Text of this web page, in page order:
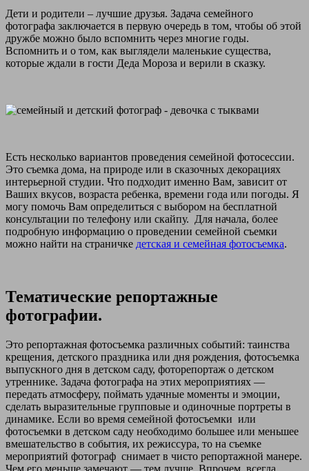
Дети и родители – лучшие друзья. Задача семейного
фотографа заключается в первую очередь в том, чтобы об этой
дружбе можно было вспомнить через многие годы.
Вспомнить и о том, как выглядели маленькие существа,
которые ждали в гости Деда Мороза и верили в сказку.
Есть несколько вариантов проведения семейной фотосессии.
Это съемка дома, на природе или в сказочных декорациях
интерьерной студии. Что подходит именно Вам, зависит от
Ваших вкусов, возраста ребенка, времени года или погоды. Я
могу помочь Вам определиться с выбором на бесплатной
консультации по телефону или скайпу. Для начала, более
подробную информацию о проведении семейной съемки
можно найти на страничке детская и семейная фотосъемка.
Тематические репортажные
фотографии.
Это репортажная фотосъемка различных событий: таинства
крещения, детского праздника или дня рождения, фотосъемка
выпускного дня в детском саду, фоторепортаж о детском
утреннике. Задача фотографа на этих мероприятиях —
передать атмосферу, поймать удачные моменты и эмоции,
сделать выразительные групповые и одиночные портреты в
динамике. Если во время семейной фотосъемки или
фотосъемки в детском саду необходимо большее или меньшее
вмешательство в события, их режиссура, то на съемке
мероприятий фотограф снимает в чисто репортажной манере.
Чем его меньше замечают — тем лучше. Впрочем, всегда